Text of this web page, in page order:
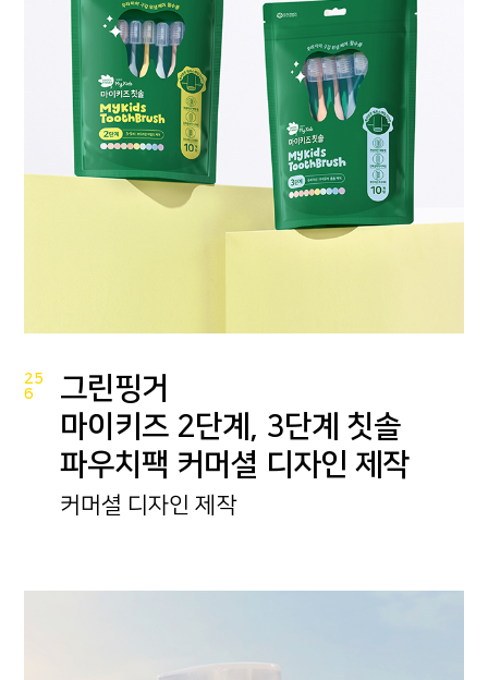
25
6
그린핑거
마이키즈 2단계, 3단계 칫솔
파우치팩 커머셜 디자인 제작
커머셜 디자인 제작